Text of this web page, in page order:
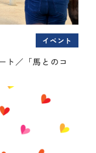
イベント
ト／「馬とのコ